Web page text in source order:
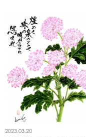
2023.03.20